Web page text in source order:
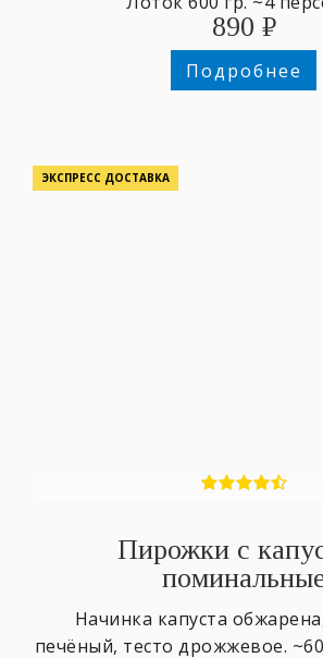
890 ₽
Подробнее
ЭКСПРЕСС ДОСТАВКА
Пирожки с
Начинка капуста
печёный, тесто дрожжевое.